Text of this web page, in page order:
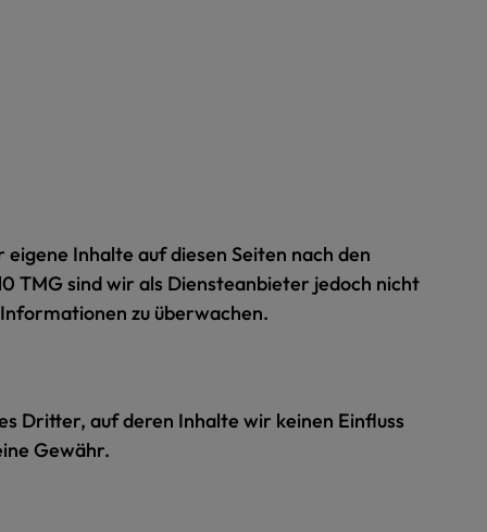
Inhalte auf diesen Seiten nach den
TMG sind wir als Diensteanbieter jedoch nicht
zu überwachen.
Dritter, auf deren Inhalte wir keinen Einfluss
Gewähr.